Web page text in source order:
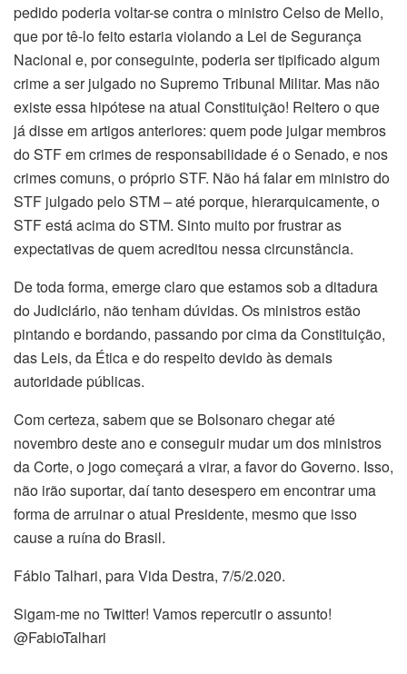
pedido poderia voltar-se contra o ministro Celso de Mello,
que por tê-lo feito estaria violando a Lei de Segurança
Nacional e, por conseguinte, poderia ser tipificado algum
crime a ser julgado no Supremo Tribunal Militar. Mas não
existe essa hipótese na atual Constituição! Reitero o que
já disse em artigos anteriores: quem pode julgar membros
do STF em crimes de responsabilidade é o Senado, e nos
crimes comuns, o próprio STF. Não há falar em ministro do
STF julgado pelo STM – até porque, hierarquicamente, o
STF está acima do STM. Sinto muito por frustrar as
expectativas de quem acreditou nessa circunstância.
De toda forma, emerge claro que estamos sob a ditadura
do Judiciário, não tenham dúvidas. Os ministros estão
pintando e bordando, passando por cima da Constituição,
das Leis, da Ética e do respeito devido às demais
autoridade públicas.
Com certeza, sabem que se Bolsonaro chegar até
novembro deste ano e conseguir mudar um dos ministros
da Corte, o jogo começará a virar, a favor do Governo. Isso,
não irão suportar, daí tanto desespero em encontrar uma
forma de arruinar o atual Presidente, mesmo que isso
cause a ruína do Brasil.
Fábio Talhari, para Vida Destra, 7/5/2.020.
Sigam-me no Twitter! Vamos repercutir o assunto!
@FabioTalhari